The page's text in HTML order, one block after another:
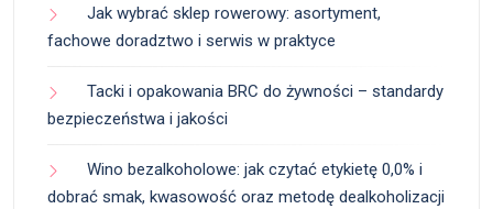
Jak wybrać sklep rowerowy: asortyment,
fachowe doradztwo i serwis w praktyce
Tacki i opakowania BRC do żywności – standardy
bezpieczeństwa i jakości
Wino bezalkoholowe: jak czytać etykietę 0,0% i
dobrać smak, kwasowość oraz metodę dealkoholizacji